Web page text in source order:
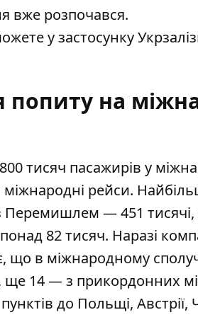
вже розпочався.
у застосунку
попиту на
тисяч пасажирів у
міжнародні рейси.
Перемишлем — 451 тисячі,
82 тисяч. Наразі
що в міжнародному
ще 14 — з прикордонних
до Польщі, Австрії,